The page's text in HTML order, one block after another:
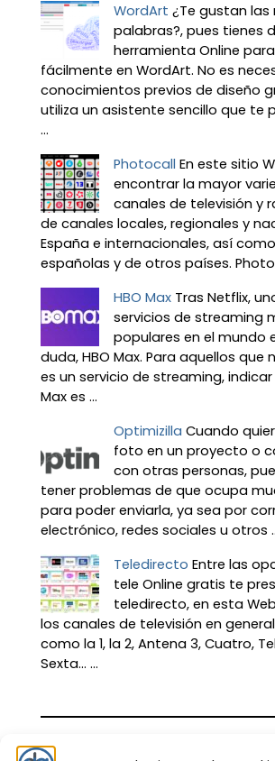
WordArt ¿Te gustan las
palabras?, pues tienes
herramienta Online
fácilmente en WordArt. No es
conocimientos previos de diseño
utiliza un asistente sencillo que te
...
Photocall En este sitio
encontrar la mayor
canales de televisión y
de canales locales, regionales y
España e internacionales, así
españolas y de otros países.
HBO Max Tras Netflix,
servicios de streaming
populares en el mundo
duda, HBO Max. Para aquellos que
es un servicio de streaming, indicar
Max es ...
Optimizilla Cuando
foto en un proyecto o
con otras personas,
tener problemas de que ocupa
para poder enviarla, ya sea por
electrónico, redes sociales u otros
Teledirecto Entre las
tele Online gratis te
teledirecto, en esta
los canales de televisión en
como la 1, la 2, Antena 3, Cuatro,
Sexta… ...